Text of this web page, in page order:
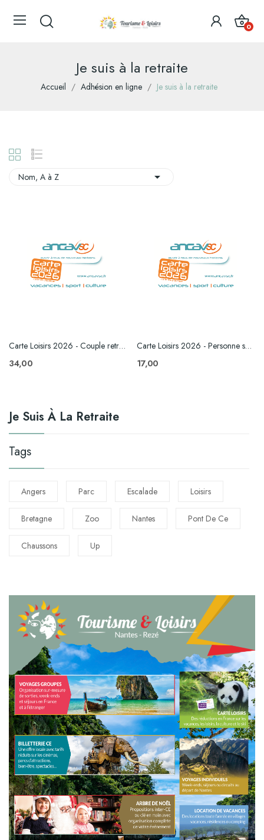
0
Je suis à la retraite
Accueil Adhésion en ligne Je suis à la retraite
Je Suis À La Retraite
Tags
Angers Parc Escalade Loisirs
Bretagne Zoo Nantes Pont De Ce
Chaussons Up
Nom, A à Z 
Carte Loisirs 2026 - Couple retraités
34,00
Carte Loisirs 2026 - Personne seule retraitée
17,00